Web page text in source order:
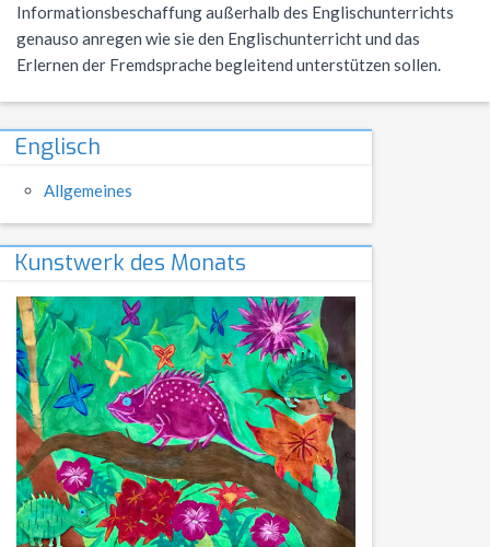
Außerunterrichtliches
Kursstufe
Nützliche Adressen
Italien-Austausch
Leitgedanken
Wettbewerbe
Verschiedenes
Musik
NWT
Physik
Sport
Jugend trainiert für Olympia
Sportbrief
Wirtschaft
Informationsbeschaffung außerhalb des Englischunterrichts
genauso anregen wie sie den Englischunterricht und das
Erlernen der Fremdsprache begleitend unterstützen sollen.
Englisch
Allgemeines
Kunstwerk des Monats